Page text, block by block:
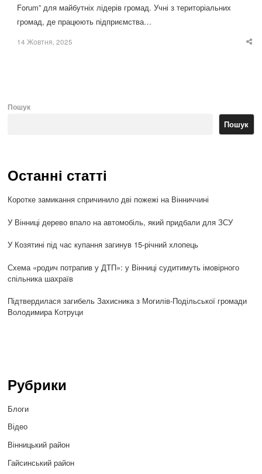
Forum” для майбутніх лідерів громад. Учні з територіальних
громад, де працюють підприємства…
14 Жовтня, 2025
Пошук
Пошук
Останні статті
Коротке замикання спричинило дві пожежі на Вінниччині
У Вінниці дерево впало на автомобіль, який придбали для ЗСУ
У Козятині під час купання загинув 15-річний хлопець
Схема «родич потрапив у ДТП»: у Вінниці судитимуть імовірного
спільника шахраїв
Підтвердилася загибель Захисника з Могилів-Подільської громади
Володимира Котруци
Рубрики
Блоги
Відео
Вінницький район
Гайсинський район